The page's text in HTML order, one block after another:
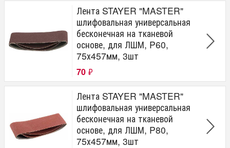
Лента STAYER "MASTER"
шлифовальная универсальная
бесконечная на тканевой
основе, для ЛШМ, P60,
75х457мм, 3шт
70 ₽
Лента STAYER "MASTER"
шлифовальная универсальная
бесконечная на тканевой
основе, для ЛШМ, P80,
75х457мм, 3шт